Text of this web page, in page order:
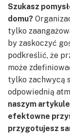
Szukasz
domu?
tylko
by zaskoczyć
podkreślić, że
może
tylko zachwycą
odpowiednią
naszym
efektowne
przygotujesz